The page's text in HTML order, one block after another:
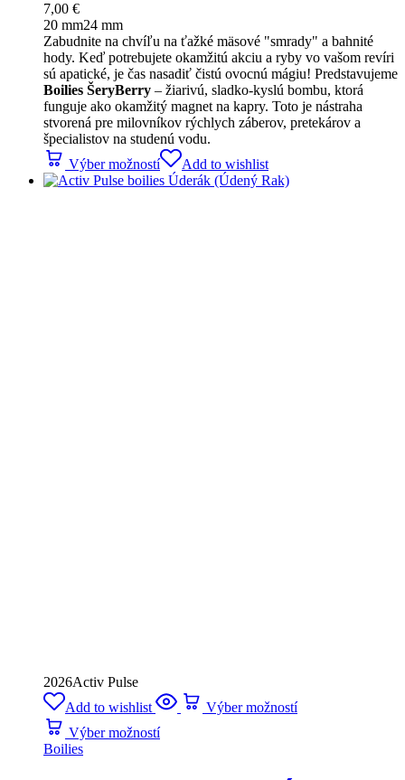
7,00 €
20 mm24 mm
Zabudnite na chvíľu na ťažké mäsové "smrady" a bahnité
hody. Keď potrebujete okamžitú akciu a ryby vo vašom revíri
sú apatické, je čas nasadiť čistú ovocnú mágiu! Predstavujeme
Boilies ŠeryBerry – žiarivú, sladko-kyslú bombu, ktorá
funguje ako okamžitý magnet na kapry. Toto je nástraha
stvorená pre milovníkov rýchlych záberov, pretekárov a
špecialistov na studenú vodu.
Výber možností
Add to wishlist
2026Activ Pulse
Add to wishlist
Výber možností
Výber možností
Boilies